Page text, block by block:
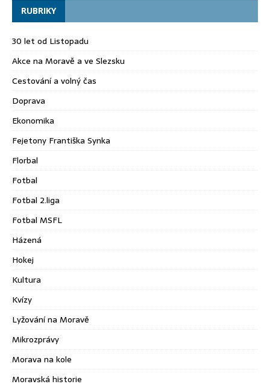
RUBRIKY
30 let od Listopadu
Akce na Moravě a ve Slezsku
Cestování a volný čas
Doprava
Ekonomika
Fejetony Františka Synka
Florbal
Fotbal
Fotbal 2.liga
Fotbal MSFL
Házená
Hokej
Kultura
Kvízy
Lyžování na Moravě
Mikrozprávy
Morava na kole
Moravská historie